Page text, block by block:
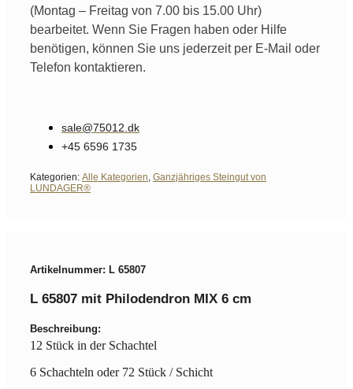
(Montag – Freitag von 7.00 bis 15.00 Uhr)
bearbeitet. Wenn Sie Fragen haben oder Hilfe
benötigen, können Sie uns jederzeit per E-Mail oder
Telefon kontaktieren.
sale@75012.dk
+45 6596 1735
Kategorien: Alle Kategorien Ganzjähriges Steingut von
LUNDAGER®
Artikelnummer: L 65807
L 65807 mit Philodendron MIX 6 cm
Beschreibung:
12 Stück in der Schachtel
6 Schachteln oder 72 Stück / Schicht